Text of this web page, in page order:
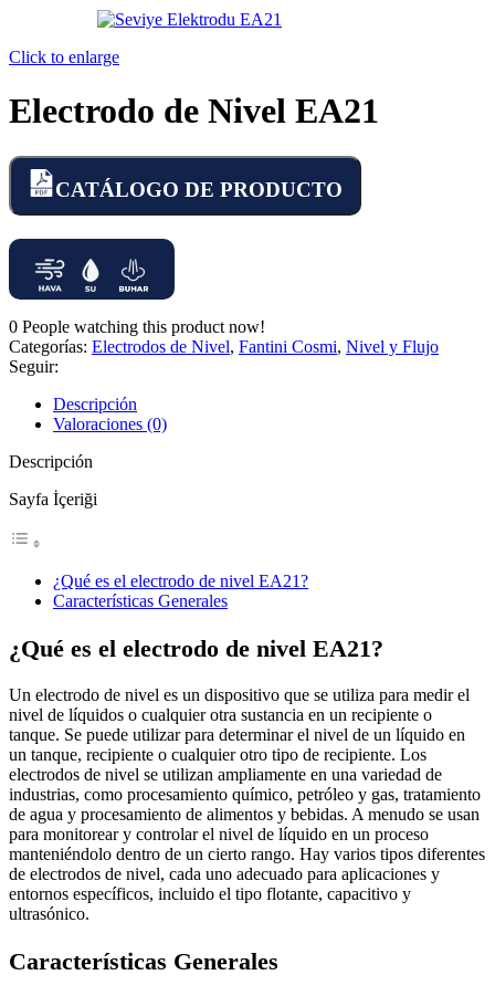
Click to enlarge
Electrodo de Nivel EA21
CATÁLOGO DE PRODUCTO
0 People watching this product now!
Categorías: Electrodos de Nivel, Fantini Cosmi, Nivel y Flujo
Seguir:
Descripción
Valoraciones (0)
Descripción
Sayfa İçeriği
¿Qué es el electrodo de nivel EA21?
Características Generales
¿Qué es el electrodo de nivel EA21?
Un electrodo de nivel es un dispositivo que se utiliza para medir el
nivel de líquidos o cualquier otra sustancia en un recipiente o
tanque. Se puede utilizar para determinar el nivel de un líquido en
un tanque, recipiente o cualquier otro tipo de recipiente. Los
electrodos de nivel se utilizan ampliamente en una variedad de
industrias, como procesamiento químico, petróleo y gas, tratamiento
de agua y procesamiento de alimentos y bebidas. A menudo se usan
para monitorear y controlar el nivel de líquido en un proceso
manteniéndolo dentro de un cierto rango. Hay varios tipos diferentes
de electrodos de nivel, cada uno adecuado para aplicaciones y
entornos específicos, incluido el tipo flotante, capacitivo y
ultrasónico.
Características Generales